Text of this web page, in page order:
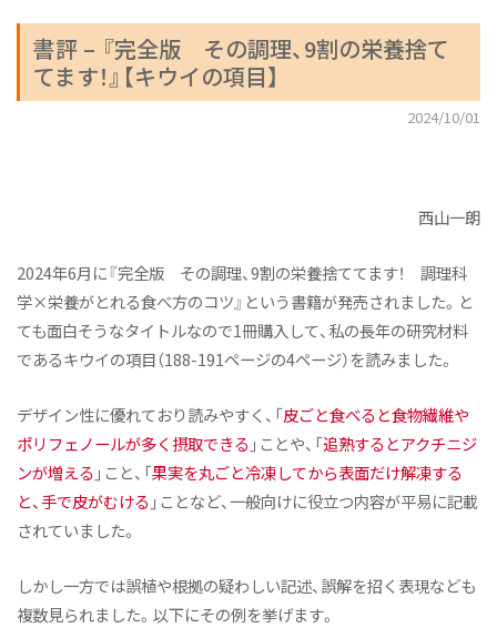
書評 – 『完全版 その調理、9割の栄養捨て
てます！』【キウイの項目】
2024/10/01
西山一朗
2024年6月に『完全版 その調理、9割の栄養捨ててます！ 調理科
学×栄養がとれる食べ方のコツ』という書籍が発売されました。と
ても面白そうなタイトルなので1冊購入して、私の長年の研究材料
であるキウイの項目（188-191ページの4ページ）を読みました。
デザイン性に優れており読みやすく、「皮ごと食べると食物繊維や
ポリフェノールが多く摂取できる 」ことや、「追熟するとアクチニジ
ンが増える 」こと、「果実を丸ごと冷凍してから表面だけ解凍する
と、手で皮がむける 」ことなど、一般向けに役立つ内容が平易に記載
されていました。
しかし一方では誤植や根拠の疑わしい記述、誤解を招く表現なども
複数見られました。以下にその例を挙げます。
人間健康学健康栄養学科：トップ
活躍するOGたち
よくあるご質問
教員紹介
アスリート栄養サポートプロジェクト
Active! Komajo Campus Life プロジェクト
ニュース&トピックス
健康と栄養にちょっといい話